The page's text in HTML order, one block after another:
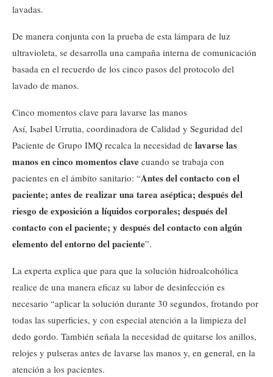
lavadas.
De manera conjunta con la prueba de esta lámpara de luz
ultravioleta, se desarrolla una campaña interna de comunicación
basada en el recuerdo de los cinco pasos del protocolo del
lavado de manos.
Cinco momentos clave para lavarse las manos
Así, Isabel Urrutia, coordinadora de Calidad y Seguridad del
Paciente de Grupo IMQ recalca la necesidad de lavarse las
manos en cinco momentos clave cuando se trabaja con
pacientes en el ámbito sanitario: “Antes del contacto con el
paciente; antes de realizar una tarea aséptica; después del
riesgo de exposición a líquidos corporales; después del
contacto con el paciente; y después del contacto con algún
elemento del entorno del paciente”.
La experta explica que para que la solución hidroalcohólica
realice de una manera eficaz su labor de desinfección es
necesario “aplicar la solución durante 30 segundos, frotando por
todas las superficies, y con especial atención a la limpieza del
dedo gordo. También señala la necesidad de quitarse los anillos,
relojes y pulseras antes de lavarse las manos y, en general, en la
atención a los pacientes.